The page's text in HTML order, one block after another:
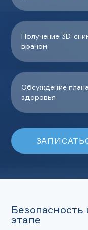
Получение 3D-
врачом
Обсуждение
здоровья
этапе